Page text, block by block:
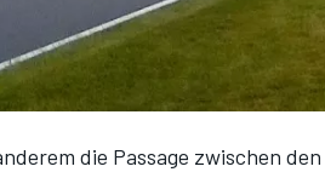
die Passage zwischen